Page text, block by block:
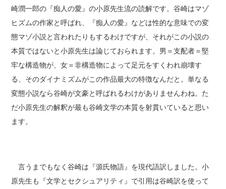
崎潤一郎の『痴人の愛』の小原先生流の読解です。谷崎はマゾ
ヒズムの作家と呼ばれ、『痴人の愛』などは性的な意味での変
態マゾ小説と言われたりもするわけですが、それがこの小説の
本質ではないと小原先生は論じておられます。男＝支配者＝堅
牢な構造物が、女＝非構造物によって足元をすくわれ崩壊す
る、そのダイナミズムがこの作品最大の特徴なんだと。単なる
変態小説なら谷崎が文豪と呼ばれるわけがありませんわね。た
だ小原先生の解釈が最も谷崎文学の本質を射貫いていると思い
ます。
言うまでもなく谷崎は『源氏物語』を現代語訳しました。小
原先生も『文学とセクシュアリティ』で引用は谷崎訳を使って